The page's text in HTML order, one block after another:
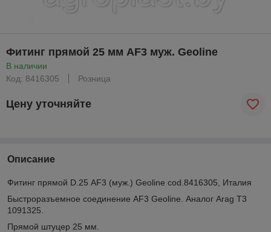
Фитинг прямой 25 мм AF3 муж. Geoline
В наличии
Код: 8416305
Розница
Цену уточняйте
Описание
Фитинг прямой D.25 AF3 (муж.) Geoline cod.8416305, Италия
Быстроразъемное соединение AF3 Geoline. Аналог Arag T3
1091325.
Прямой штуцер 25 мм.